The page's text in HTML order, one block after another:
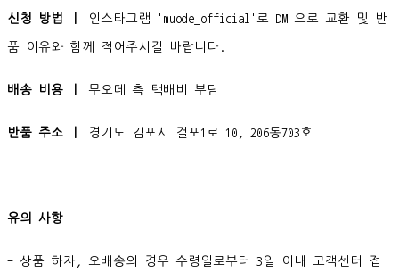
신청 방법 ㅣ 인스타그램 'muode_official'로 DM 으로 교환 및 반
품 이유와 함께 적어주시길 바랍니다.
배송 비용 ㅣ 무오데 측 택배비 부담
반품 주소 ㅣ 경기도 김포시 걸포1로 10, 206동703호
유의 사항
- 상품 하자, 오배송의 경우 수령일로부터 3일 이내 고객센터 접